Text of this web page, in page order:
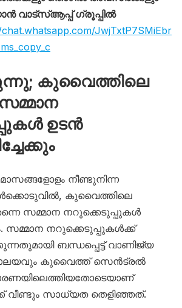
വാട്സ്ആപ്പ് ഗ്രൂപ്പിൽ
JwjTxtP7SMiEbr
കുവൈത്തിലെ
ഉടൻ
നീണ്ടുനിന്ന
കുവൈത്തിലെ
സമ്മാന നറുക്കെടുപ്പുകൾ
സമ്മാന നറുക്കെടുപ്പുകൾക്ക്
ബന്ധപ്പെട്ട് വാണിജ്യ
കുവൈത്ത് സെൻട്രൽ
വീണ്ടും സാധ്യത തെളിഞ്ഞത്.